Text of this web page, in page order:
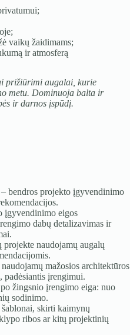
vaikų žaidimams;
ir atmosferą
prižiūrimi augalai, kurie
metu. Dominuoja balta ir
ir darnos įspūdį.
bendros projekto įgyvendinimo
įgyvendinimo eigos
dabų detalizavimas ir
projekte naudojamų augalų
mažosios architektūros
padėsiantis įrengimui.
žingsnio įrengimo eiga: nuo
sodinimo.
skirti kaimynų
ribos ar kitų projektinių